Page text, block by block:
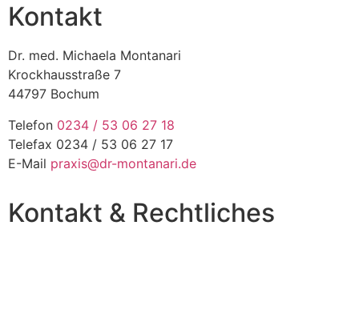
Kontakt
Dr. med. Michaela Montanari
Krockhausstraße 7
44797 Bochum
Telefon 0234 / 53 06 27 18
Telefax 0234 / 53 06 27 17
E-Mail praxis@dr-montanari.de
Kontakt & Rechtliches